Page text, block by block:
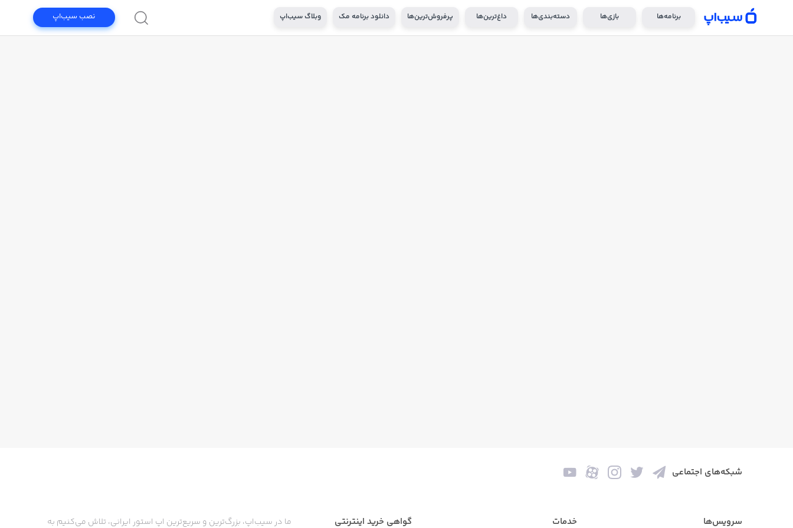
برنامه‌ها بازی‌ها دسته‌بندی‌ها داغ‌ترین‌ها پرفروش‌ترین‌ها دانلود برنامه مک وبلاگ سیب‌اپ نصب سیب‌اپ
شبکه‌های اجتماعی
سرویس‌ها خدمات گواهی خرید اینترنتی ما در سیب‌اپ، بزرگ‌ترین و سریع‌ترین اپ استور ایرانی، تلاش می‌کنیم به